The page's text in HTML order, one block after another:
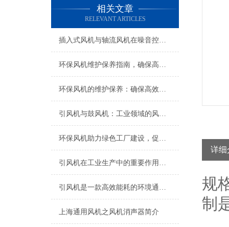
相关文章
RELEVANT ARTICLES
插入式风机与轴流风机在噪音控制上有何差异？
环保风机维护保养指南，确保高效稳定运行
环保风机的维护保养：确保高效运行的关键
引风机与鼓风机：工业领域的风动双子星
环保风机助力绿色工厂建设，促进节能减排
引风机在工业生产中的重要作用及发展趋势
引风机是一款高效能耗的环境通风设备
上海​通用风机之风机消声器简介
详细
规
制